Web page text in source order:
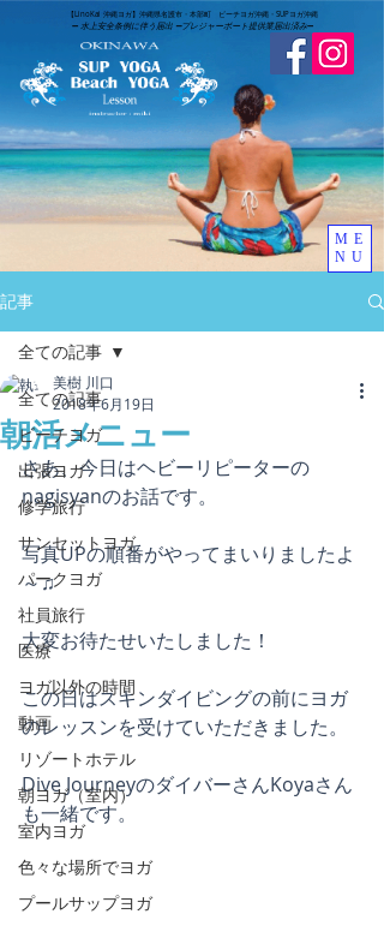
​【LinoKai 沖縄ヨガ】沖縄県名護市・本部町 ビーチヨガ沖縄・SUPヨガ沖縄
➖ 水上安全条例に伴う届出 ➖​プレジャーボート提供業届出済み➖
ME
NU
記事
全ての記事
ビーチヨガ
出張ヨガ
修学旅行
サンセットヨガ
パークヨガ
社員旅行
医療
ヨガ以外の時間
動画
リゾートホテル
朝ヨガ（室内）
室内ヨガ
色々な場所でヨガ
プールサップヨガ
全ての記事
朝活メニュー
美樹 川口
2018年6月19日
さあ、今日はヘビーリピーターの
nagisyanのお話です。
写真UPの順番がやってまいりましたよ
～♫
大変お待たせいたしました！
この日はスキンダイビングの前にヨガ
のレッスンを受けていただきました。
Dive JourneyのダイバーさんKoyaさん
も一緒です。